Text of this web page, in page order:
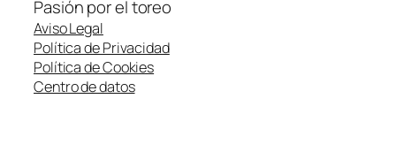
Pasión por el toreo
Aviso Legal
Política de Privacidad
Política de Cookies
Centro de datos